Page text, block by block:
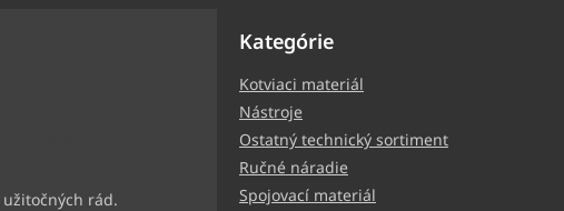
Kategórie
Kotviaci materiál
Nástroje
Ostatný technický sortiment
Ručné náradie
Spojovací materiál